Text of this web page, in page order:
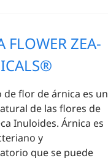
FLOWER ZEA-
de flor de árnica es un
de las flores de
Inuloides. Árnica es
y
que se puede